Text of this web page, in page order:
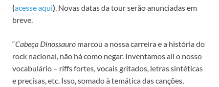
(acesse aqui) . Novas datas da tour serão anunciadas em
breve.
“Cabeça Dinossauro marcou a nossa carreira e a história do
rock nacional, não há como negar. Inventamos ali o nosso
vocabulário – riffs fortes, vocais gritados, letras sintéticas
e precisas, etc. Isso, somado à temática das canções,